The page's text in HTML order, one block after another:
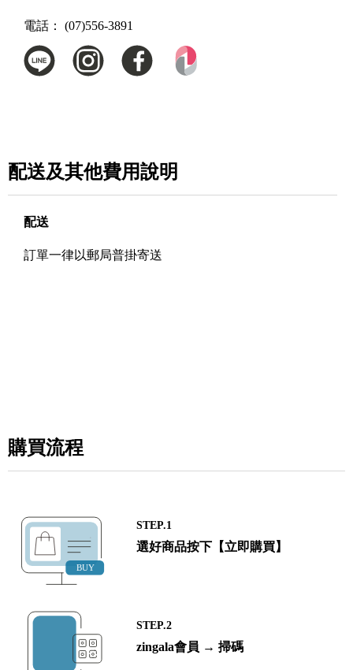
電話： (07)556-3891
配送及其他費用說明
配送
訂單一律以郵局普掛寄送
購買流程
STEP.1
選好商品按下【立即購買】
STEP.2
zingala會員 → 掃碼